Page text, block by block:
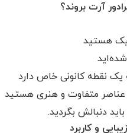
آرت بروند؟
هستید
یک نقطه کانونی خاص دارد
عناصر متفاوت و هنری هستید
دنبالش بگردید.
و کاربرد